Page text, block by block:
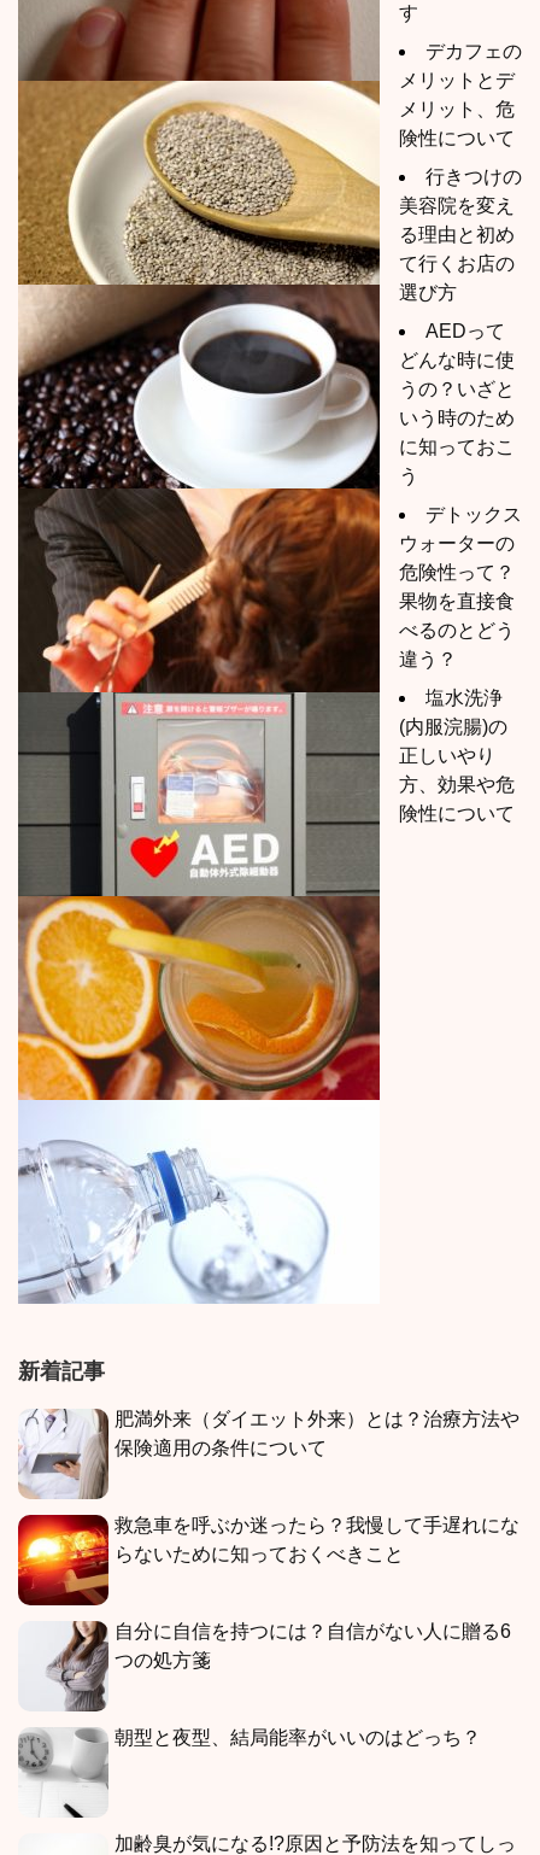
す
デカフェの
メリットとデ
メリット、危
険性について
行きつけの
美容院を変え
る理由と初め
て行くお店の
選び方
AEDって
どんな時に使
うの？いざと
いう時のため
に知っておこ
う
デトックス
ウォーターの
危険性って？
果物を直接食
べるのとどう
違う？
塩水洗浄
(内服浣腸)の
正しいやり
方、効果や危
険性について
新着記事
肥満外来（ダイエット外来）とは？治療方法や
保険適用の条件について
救急車を呼ぶか迷ったら？我慢して手遅れにな
らないために知っておくべきこと
自分に自信を持つには？自信がない人に贈る6
つの処方箋
朝型と夜型、結局能率がいいのはどっち？
加齢臭が気になる!?原因と予防法を知ってしっ